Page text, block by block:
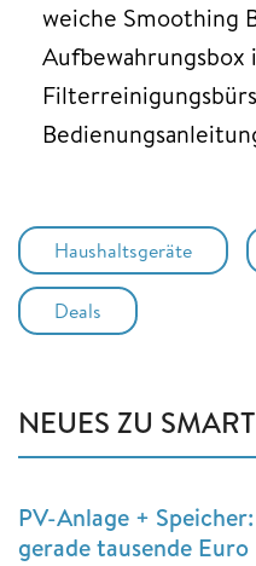
weiche Smoothing
Aufbewahrungsbox
Haushaltsgeräte
Deals
NEUES ZU
PV-Anlage +
gerade tausende Euro